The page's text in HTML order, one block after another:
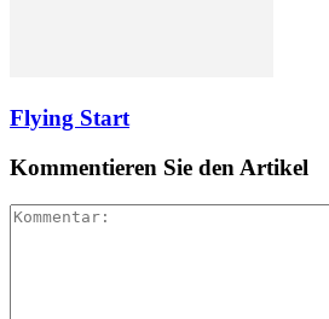
Flying Start
Kommentieren Sie den Artikel